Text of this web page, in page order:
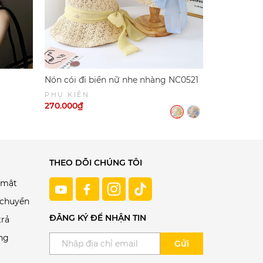
Nón cói đi biển nữ nhẹ nhàng NC0521
PHỤ KIỆN
270.000₫
THEO DÕI CHÚNG TÔI
ĐĂNG KÝ ĐỂ NHẬN TIN
Gửi